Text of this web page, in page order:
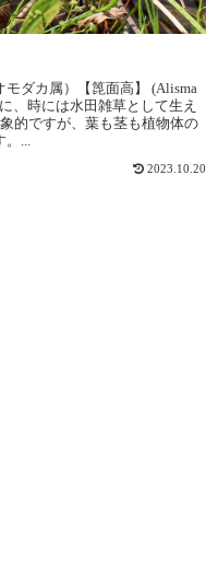
ダカ属）【箆面高】 (Alisma
、時には水田雑草として生え
的ですが、葉も茎も植物体の
。...
2023.10.20